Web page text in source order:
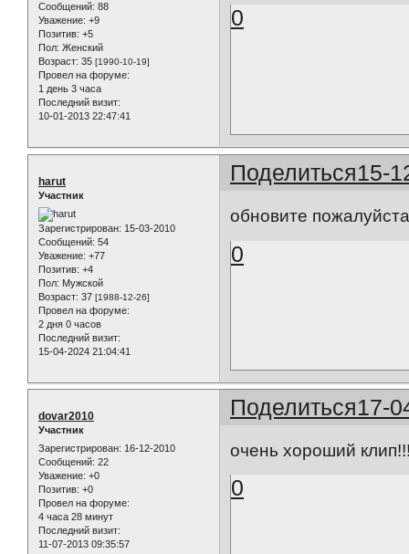
Сообщений: 88
Уважение: +9
Позитив: +5
Пол: Женский
Возраст: 35 [1990-10-19]
Провел на форуме:
1 день 3 часа
Последний визит:
10-01-2013 22:47:41
0
Поделиться15-
harut
Участник
Зарегистрирован: 15-03-2010
Сообщений: 54
Уважение: +77
Позитив: +4
Пол: Мужской
Возраст: 37 [1988-12-26]
Провел на форуме:
2 дня 0 часов
Последний визит:
15-04-2024 21:04:41
обновите
0
Поделиться17-
dovar2010
Участник
Зарегистрирован: 16-12-2010
Сообщений: 22
Уважение: +0
Позитив: +0
Провел на форуме:
4 часа 28 минут
Последний визит:
11-07-2013 09:35:57
очень хороший
0